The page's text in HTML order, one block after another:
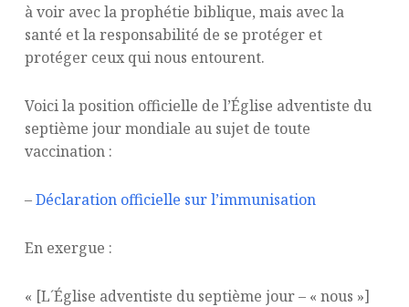
à voir avec la prophétie biblique, mais avec la
santé et la responsabilité de se protéger et
protéger ceux qui nous entourent.
Voici la position officielle de l’Église adventiste du
septième jour mondiale au sujet de toute
vaccination :
–Déclaration officielle sur l’immunisation
En exergue :
« [L´Église adventiste du septième jour – « nous »]